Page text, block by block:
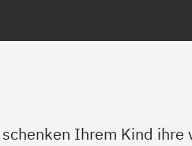
Ihrem Kind ihre